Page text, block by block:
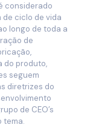
considerado
de ciclo de vida
longo de toda a
de
do produto,
seguem
diretrizes do
de CEO’s
tema.